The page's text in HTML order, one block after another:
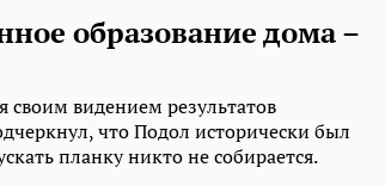
образование дома –
видением результатов
что Подол исторически был
планку никто не собирается.